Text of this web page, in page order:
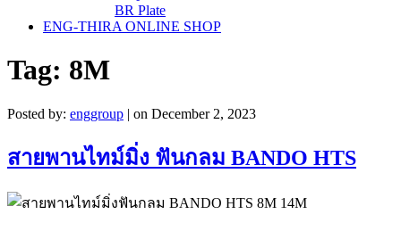
BR Plate
ENG-THIRA ONLINE SHOP
Tag: 8M
Posted by: enggroup | on December 2, 2023
สายพานไทม์มิ่ง ฟันกลม BANDO HTS